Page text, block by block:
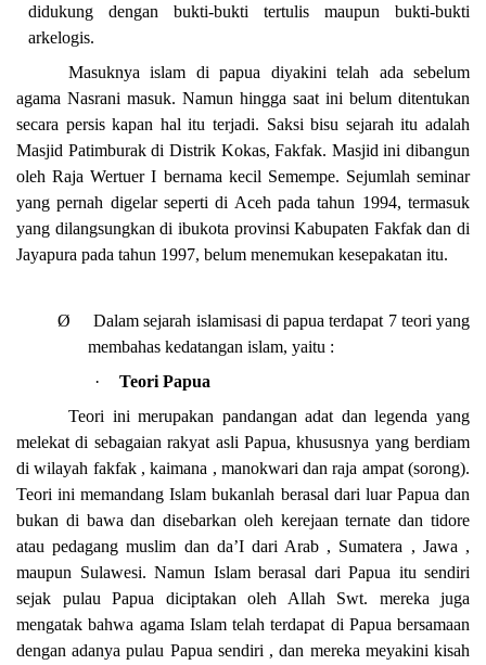
didukung dengan bukti-bukti tertulis maupun bukti-bukti
arkelogis.
Masuknya islam di papua diyakini telah ada sebelum
agama Nasrani masuk. Namun hingga saat ini belum ditentukan
secara persis kapan hal itu terjadi. Saksi bisu sejarah itu adalah
Masjid Patimburak di Distrik Kokas, Fakfak. Masjid ini dibangun
oleh Raja Wertuer I bernama kecil Semempe. Sejumlah seminar
yang pernah digelar seperti di Aceh pada tahun 1994, termasuk
yang dilangsungkan di ibukota provinsi Kabupaten Fakfak dan di
Jayapura pada tahun 1997, belum menemukan kesepakatan itu.
Ø
Dalam sejarah islamisasi di papua terdapat 7 teori yang
membahas kedatangan islam, yaitu :
·
Teori Papua
Teori ini merupakan pandangan adat dan legenda yang
melekat di sebagaian rakyat asli Papua, khususnya yang berdiam
di wilayah fakfak , kaimana , manokwari dan raja ampat (sorong).
Teori ini memandang Islam bukanlah berasal dari luar Papua dan
bukan di bawa dan disebarkan oleh kerejaan ternate dan tidore
atau pedagang muslim dan da’I dari Arab , Sumatera , Jawa ,
maupun Sulawesi. Namun Islam berasal dari Papua itu sendiri
sejak pulau Papua diciptakan oleh Allah Swt. mereka juga
mengatak bahwa agama Islam telah terdapat di Papua bersamaan
dengan adanya pulau Papua sendiri , dan mereka meyakini kisah